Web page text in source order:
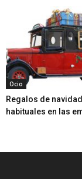
Ocio
Regalos de
habituales en las